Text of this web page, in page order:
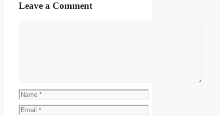
Leave a Comment
Name
Email